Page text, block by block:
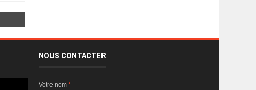
NOUS CONTACTER
Votre nom*